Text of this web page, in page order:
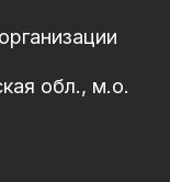
обл., м.о.